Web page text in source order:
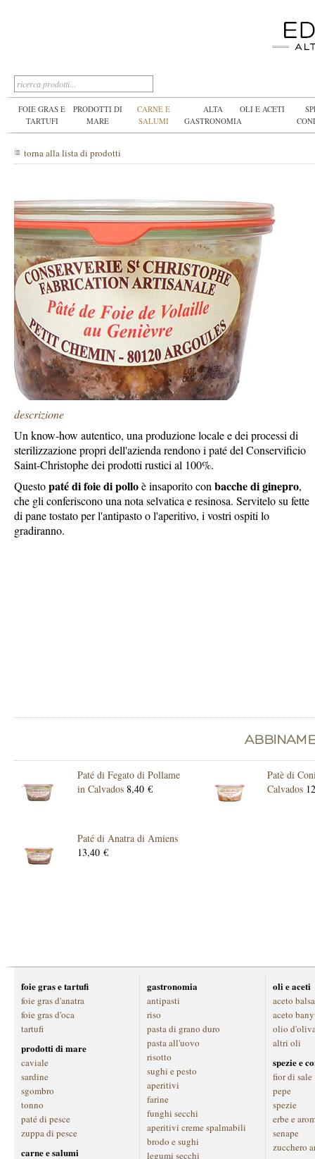
FOIE GRAS E
TARTUFI
PRODOTTI DI
MARE
CARNE E
SALUMI
ALTA
GASTRONOMIA
OLI E ACETI
torna alla lista di prodotti
descrizione
Un know-how autentico, una produzione locale e dei processi di
sterilizzazione propri dell'azienda rendono i paté del Conservificio
Saint-Christophe dei prodotti rustici al 100%.
Questopaté di foie di polloè insaporito conbacche di ginepro,
che gli conferiscono una nota selvatica e resinosa. Servitelo su fette
di pane tostato per l'antipasto o l'aperitivo, i vostri ospiti lo
gradiranno.
Paté di Fegato di Pollame
in Calvados 8,40 €
Patè di
Calvados
Paté di Anatra di Amiens
13,40 €
foie gras e tartufi
foie gras d'anatra
foie gras d'oca
tartufi
prodotti di mare
caviale
sardine
sgombro
tonno
paté di pesce
zuppa di pesce
carne e salumi
gastronomia
antipasti
riso
pasta di grano duro
pasta all'uovo
risotto
sughi e pesto
aperitivi
farine
funghi secchi
aperitivi creme spalmabili
brodo e sughi
legumi secchi
oli e aceti
aceto
aceto
olio
altri oli
spezie e
fior di sale
pepe
spezie
erbe e
senape
zucchero